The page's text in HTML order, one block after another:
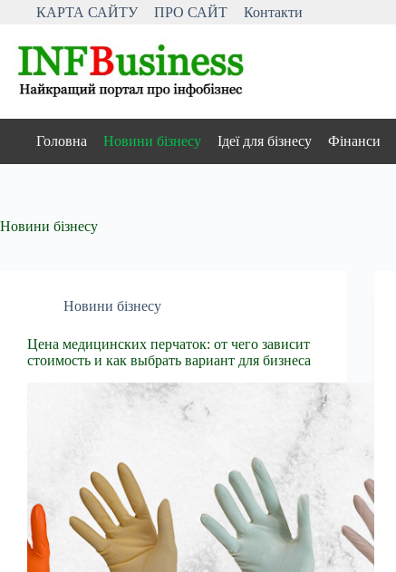
ПерейтиКАРТА САЙТУ ПРО САЙТ Контакти
Головна Новини бізнесу Ідеї для бізнесу Фінанси
Новини бізнесу
Новини бізнесу
Цена медицинских перчаток: от чего зависит
стоимость и как выбрать вариант для бизнеса